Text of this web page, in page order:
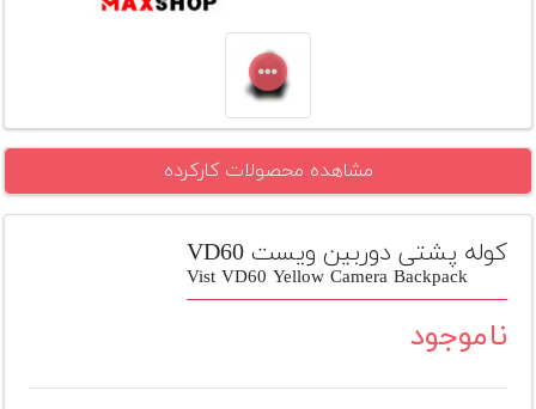
افزودن
دست
دوم
لیست
قیمت
دوربین
مشاهده محصولات کارکرده
کوله پشتی دوربین ویست VD60
Vist VD60 Yellow Camera Backpack
ناموجود